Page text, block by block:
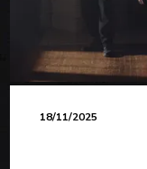
18/11/2025